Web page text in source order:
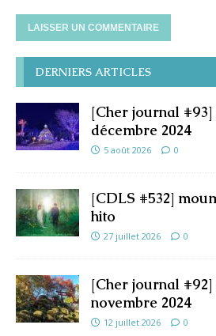
DERNIERS ARTICLES
[Cher journal
décembre 2024
5 août 2026 0
[CDLS #532]
hito
27 juillet 2026 0
[Cher journal
novembre 2024
12 juillet 2026 0